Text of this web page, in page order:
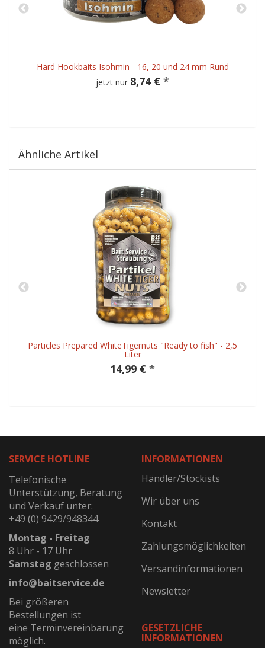
Hard Hookbaits Isohmin - 16, 20 und 24 mm Rund
jetzt nur 8,74 € *
Ähnliche Artikel
Particles Prepared WhiteTigernuts "Ready to fish" - 2,5
Liter
14,99 € *
SERVICE HOTLINE
Telefonische
Unterstützung, Beratung
und Verkauf unter:
+49 (0) 9429/948344
Montag - Freitag
8 Uhr - 17 Uhr
Samstag geschlossen
info@baitservice.de
Bei größeren
Bestellungen ist
eine Terminvereinbarung
möglich.
INFORMATIONEN
Händler/Stockists
Wir über uns
Kontakt
Zahlungsmöglichkeiten
Versandinformationen
Newsletter
GESETZLICHE
INFORMATIONEN